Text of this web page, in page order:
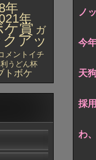
ノ
今
天
採
わ
年
年
ケ賞 ガ
アッ
メントイチ
うどん杯
トボケ